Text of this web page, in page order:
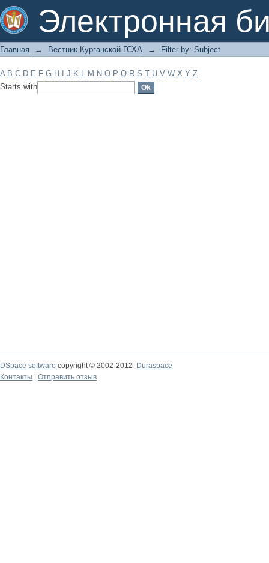
Электронная
Filter by: Subject
Главная → Вестник Курганской ГСХА → Filter by: Subject
A B C D E F G H J K L M N O P Q R S T U V W X Y Z
Starts with
DSpace software copyright © 2002-2012
Duraspace
Контакты
Отправить отзыв